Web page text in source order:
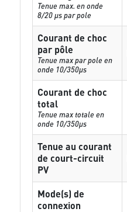
Tenue max. en onde
8/20 µs par pole
Courant de choc
par pôle
Tenue max par pole en
onde 10/350µs
Courant de choc
total
Tenue max totale en
onde 10/350µs
Tenue au courant
de court-circuit
PV
Mode(s) de
connexion